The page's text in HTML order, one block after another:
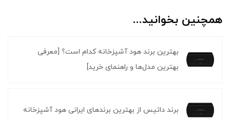
همچنین بخوانید...
بهترین برند هود آشپزخانه کدام است؟ [معرفی
بهترین مدل‌ها و راهنمای خرید]
برند داتیس از بهترین برندهای ایرانی هود آشپزخانه